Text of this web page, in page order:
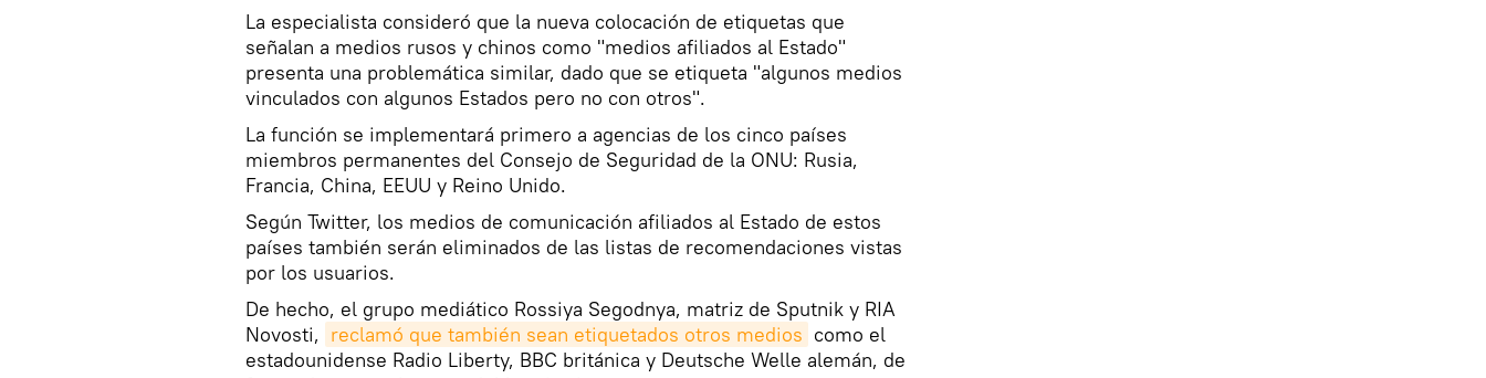
La especialista consideró que la nueva colocación de etiquetas que
señalan a medios rusos y chinos como "medios afiliados al Estado"
presenta una problemática similar, dado que se etiqueta "algunos medios
vinculados con algunos Estados pero no con otros".
La función se implementará primero a agencias de los cinco países
miembros permanentes del Consejo de Seguridad de la ONU: Rusia,
Francia, China, EEUU y Reino Unido.
Según Twitter, los medios de comunicación afiliados al Estado de estos
países también serán eliminados de las listas de recomendaciones vistas
por los usuarios.
De hecho, el grupo mediático Rossiya Segodnya, matriz de Sputnik y RIA
Novosti, reclamó que también sean etiquetados otros medios como el
estadounidense Radio Liberty, BBC británica y Deutsche Welle alemán, de